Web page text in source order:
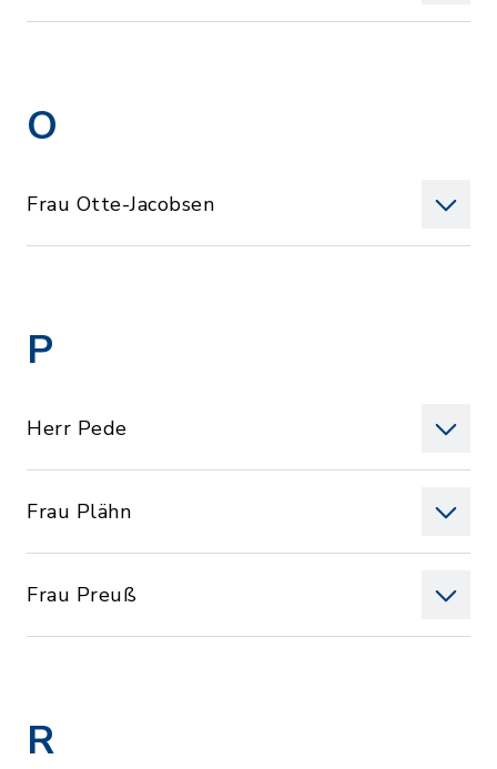
O
Frau Otte-Jacobsen
P
Herr Pede
Frau Plähn
Frau Preuß
R